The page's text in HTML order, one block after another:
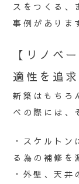
スをつくる、
事例がありま
【リノベ
適性を追求
新築はもちろ
ベの際には、
・スケルト
る為の補修を
・外壁、天